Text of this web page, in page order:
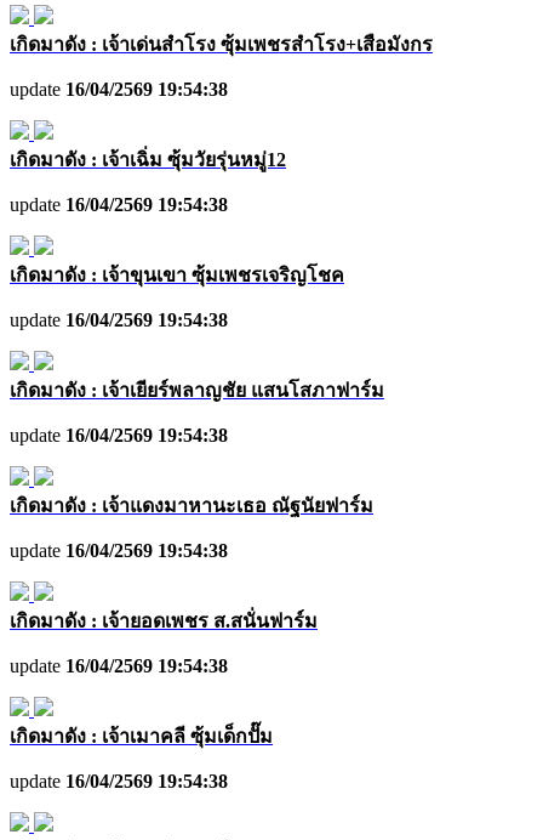
เกิดมาดัง : เจ้าเด่นสำโรง ซุ้มเพชรสำโรง+เสือมังกร
update 16/04/2569 19:54:38
เกิดมาดัง : เจ้าเฉิ่ม ซุ้มวัยรุ่นหมู่12
update 16/04/2569 19:54:38
เกิดมาดัง : เจ้าขุนเขา ซุ้มเพชรเจริญโชค
update 16/04/2569 19:54:38
เกิดมาดัง : เจ้าเยียร์พลาญชัย แสนโสภาฟาร์ม
update 16/04/2569 19:54:38
เกิดมาดัง : เจ้าแดงมาหานะเธอ ณัฐนัยฟาร์ม
update 16/04/2569 19:54:38
เกิดมาดัง : เจ้ายอดเพชร ส.สนั่นฟาร์ม
update 16/04/2569 19:54:38
เกิดมาดัง : เจ้าเมาคลี ซุ้มเด็กปั๊ม
update 16/04/2569 19:54:38